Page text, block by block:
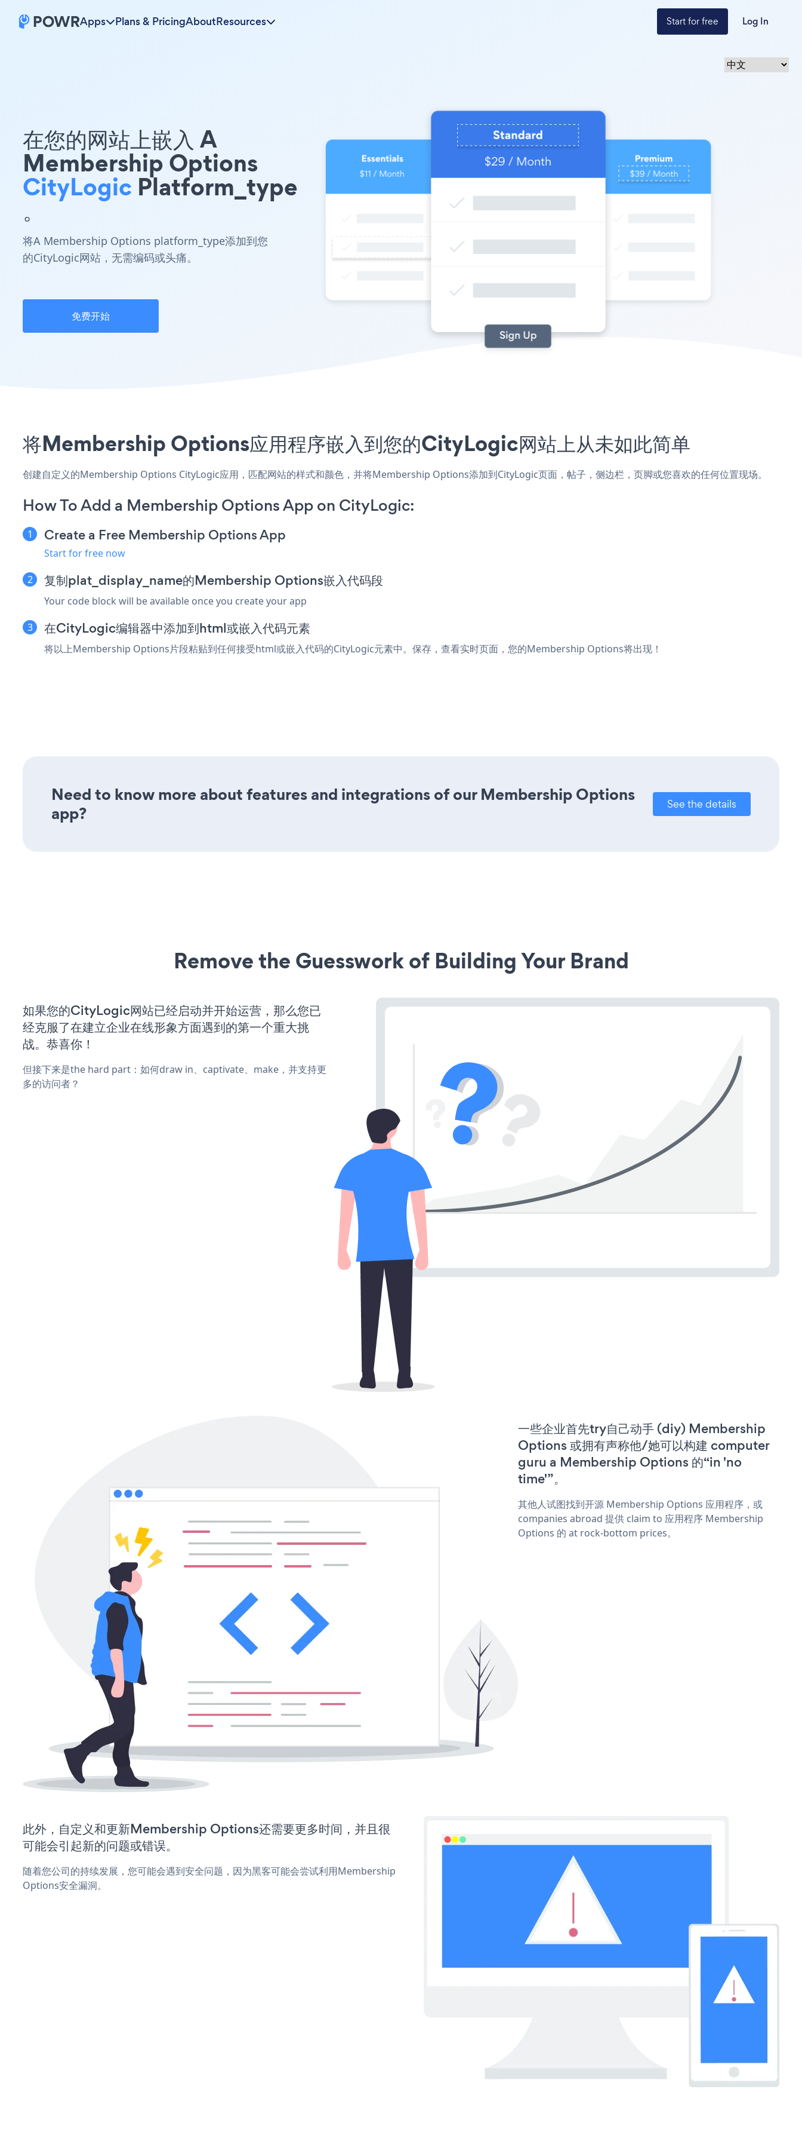
Apps Plans & PricingAboutResources Start for free Log In
在您的网站上嵌入 A
Membership Options
CityLogic Platform_type
。
将A Membership Options platform_type添加到您
的CityLogic网站，无需编码或头痛。
免费开始
将Membership Options应用程序嵌入到您的CityLogic网站上从未如此简单
创建自定义的Membership Options CityLogic应用，匹配网站的样式和颜色，并将Membership Options添加到CityLogic页面，帖子，侧边栏，页脚或您喜欢的任何位置现场。
How To Add a Membership Options App on CityLogic:
Create a Free Membership Options App
Start for free now
复制plat_display_name的Membership Options嵌入代码段
Your code block will be available once you create your app
在CityLogic编辑器中添加到html或嵌入代码元素
将以上Membership Options片段粘贴到任何接受html或嵌入代码的CityLogic元素中。保存，查看实时页面，您的Membership Options将出现！
Need to know more about features and integrations of our Membership Options
app?
See the details
Remove the Guesswork of Building Your Brand
如果您的CityLogic网站已经启动并开始运营，那么您已
经克服了在建立企业在线形象方面遇到的第一个重大挑
战。恭喜你！
但接下来是the hard part：如何draw in、captivate、make，并支持更
多的访问者？
一些企业首先try自己动手 (diy) Membership
Options 或拥有声称他/她可以构建 computer
guru a Membership Options 的“in 'no
time'”。
其他人试图找到开源 Membership Options 应用程序，或
companies abroad 提供 claim to 应用程序 Membership
Options 的 at rock-bottom prices。
此外，自定义和更新Membership Options还需要更多时间，并且很
可能会引起新的问题或错误。
随着您公司的持续发展，您可能会遇到安全问题，因为黑客可能会尝试利用Membership
Options安全漏洞。